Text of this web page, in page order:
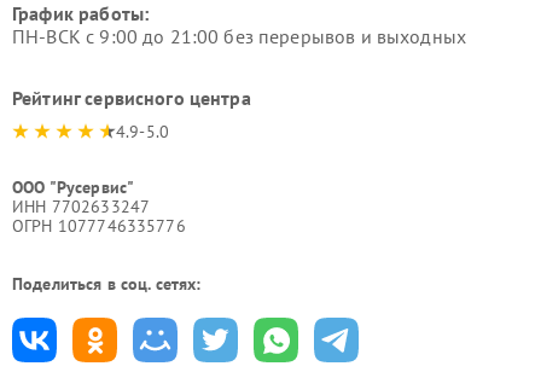
График работы:
ПН-ВСК с 9:00 до 21:00 без перерывов и выходных
Рейтинг сервисного центра
4.9-5.0
ООО "Русервис"
ИНН 7702633247
ОГРН 1077746335776
Поделиться в соц. сетях: